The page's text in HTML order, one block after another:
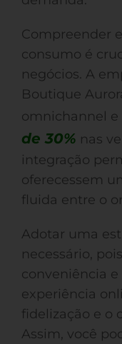
Compreender
consumo é
negócios. A
Boutique
omnichannel e
de 30% nas
integração
oferecessem
fluida entre o
Adotar uma
necessário,
conveniência
experiência
fidelização e o
Assim, você